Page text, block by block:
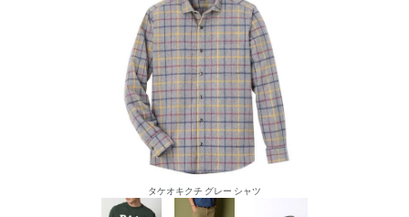
タケオキクチ グレー シャツ